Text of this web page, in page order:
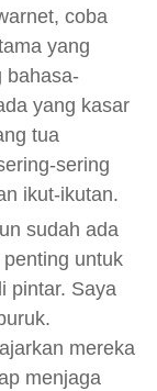
coba
yang
bahasa-
yang kasar
tua
sering
ikut-ikutan.
sudah ada
untuk
pintar. Saya
mereka
menjaga